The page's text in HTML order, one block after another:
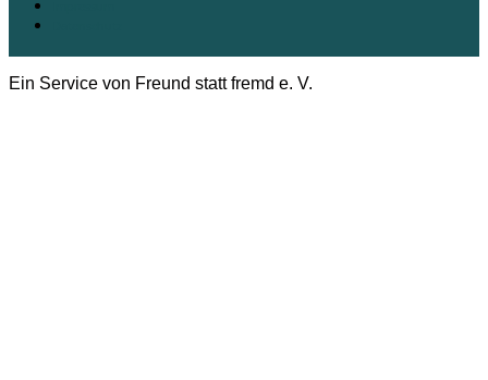
Ein Service von Freund statt fremd e. V.